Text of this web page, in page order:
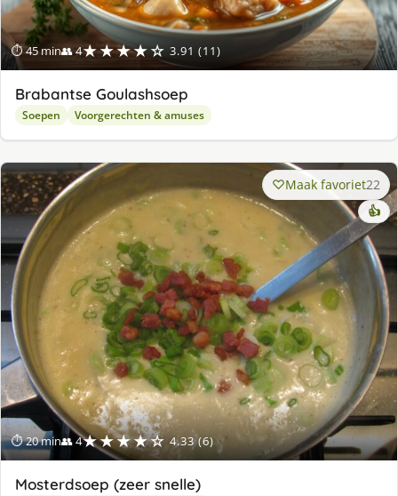
⏱ 45 min👥 4★★★★☆ 3.91 (11)
Brabantse Goulashsoep
Soepen Voorgerechten & amuses
⏱ 20 min👥 4★★★★☆ 4.33 (6)
Maak favoriet22
👍
Mosterdsoep (zeer snelle)